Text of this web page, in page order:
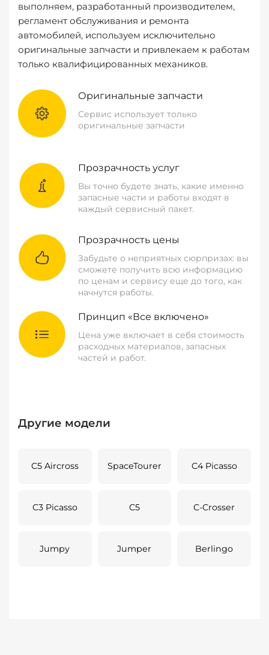
выполняем, разработанный производителем,
регламент обслуживания и ремонта
автомобилей, используем исключительно
оригинальные запчасти и привлекаем к работам
только квалифицированных механиков.
Оригинальные запчасти
Сервис использует только
оригинальные запчасти
Прозрачность услуг
Вы точно будете знать, какие именно
запасные части и работы входят в
каждый сервисный пакет.
Прозрачность цены
Забудьте о неприятных сюрпризах: вы
сможете получить всю информацию
по ценам и сервису еще до того, как
начнутся работы.
Принцип «Все включено»
Цена уже включает в себя стоимость
расходных материалов, запасных
частей и работ.
Другие модели
C5 Aircross SpaceTourer C4 Picasso
C3 Picasso C5 C-Crosser
Jumpy Jumper Berlingo